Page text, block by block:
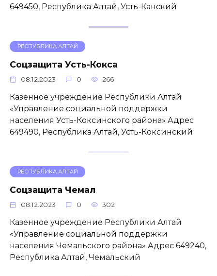
649450, Республика Алтай, Усть-Канский
РЕСПУБЛИКА АЛТАЙ
Соцзащита Усть-Кокса
08.12.2023 0 266
Казенное учреждение Республики Алтай
«Управление социальной поддержки
населения Усть-Коксинского района» Адрес
649490, Республика Алтай, Усть-Коксинский
РЕСПУБЛИКА АЛТАЙ
Соцзащита Чемал
08.12.2023 0 302
Казенное учреждение Республики Алтай
«Управление социальной поддержки
населения Чемальского района» Адрес 649240,
Республика Алтай, Чемальский